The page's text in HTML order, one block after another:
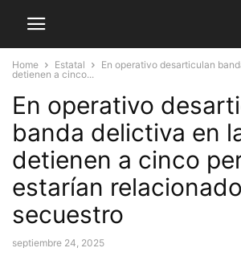
Home Estatal
En operativo desarticulan
detienen a cinco...
En operativo
banda delictiva en
detienen a cinco
estarían
secuestro
septiembre 24, 2025